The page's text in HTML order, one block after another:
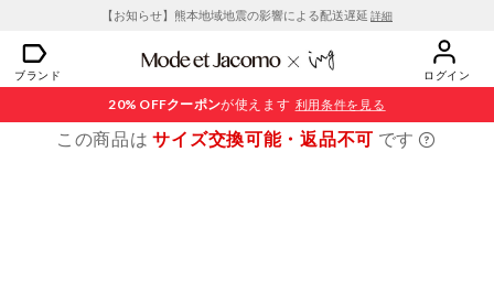
【お知らせ】熊本地域地震の影響による配送遅延 詳細
ブランド ログイン
20% OFFクーポンが使えます 利用条件を見る
この商品はサイズ交換可能・返品不可 です